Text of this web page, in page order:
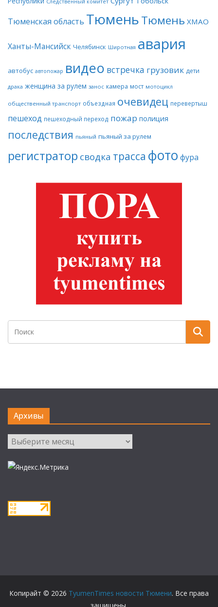
Следственный комитет
Тюменская область ТюменьТюмень ХМАО
Ханты-Мансийск Челябинск Широтная авария
автобус автопожар видео встречка грузовик дети
драка женщина за рулем занос камера мост мотоцикл
общественный транспорт объездная очевидец перевертыш
пешеход пешеходный переход пожар полиция
последствия пьяный пьяный за рулем
регистратор сводка трасса фото фура
Архивы
Архивы
Копирайт © 2026 TyumenTimes новости Тюмени. Все права